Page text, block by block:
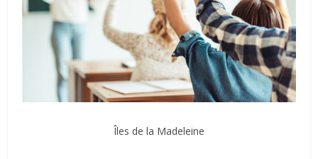
Îles de la Madeleine